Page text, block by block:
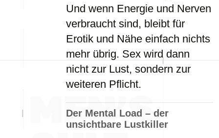
Und wenn Energie und Nerven
verbraucht sind, bleibt für
Erotik und Nähe einfach nichts
mehr übrig. Sex wird dann
nicht zur Lust, sondern zur
weiteren Pflicht.
Der Mental Load – der
unsichtbare Lustkiller